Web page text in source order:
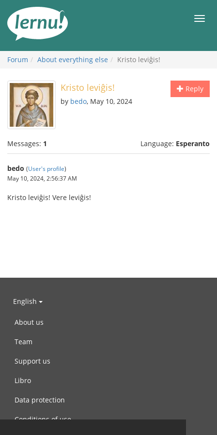
the
content
Forum About everything else Kristo leviĝis!
Reply
Kristo leviĝis!
by bedo, May 10, 2024
Messages: 1 Language: Esperanto
bedo (User's profile)
May 10, 2024, 2:56:37 AM
Kristo leviĝis! Vere leviĝis!
English
About us
Team
Support us
Libro
Data protection
Conditions of use